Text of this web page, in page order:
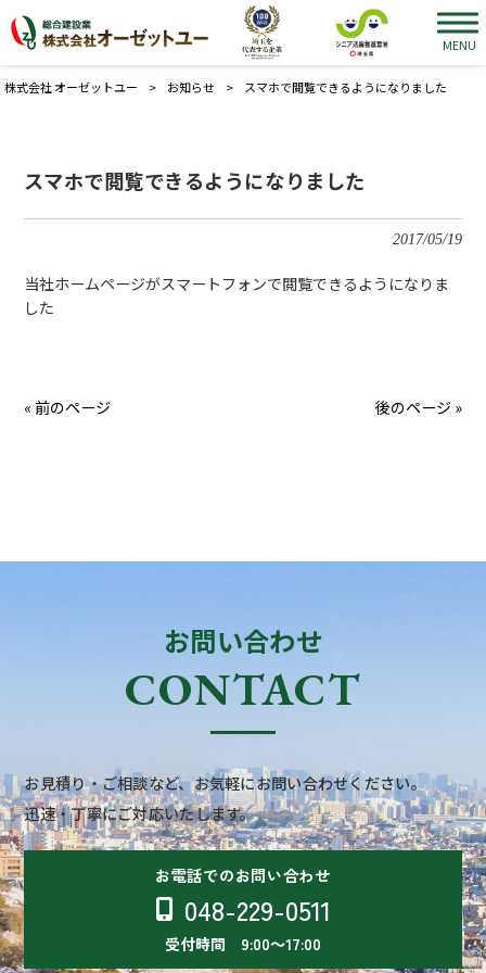
MENU
株式会社 オーゼットユー > お知らせ > スマホで閲覧できるようになりました
スマホで閲覧できるようになりました
2017/05/19
当社ホームページがスマートフォンで閲覧できるようになりま
した
« 前のページ 後のページ »
お問い合わせ
CONTACT
お見積り・ご相談など、お気軽にお問い合わせください。
迅速・丁寧にご対応いたします。
お電話でのお問い合わせ
048-229-0511
受付時間 9:00～17:00